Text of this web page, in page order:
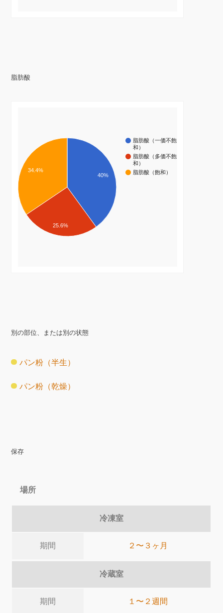
脂肪酸
脂肪酸（一価不飽
和）
脂肪酸（多価不飽
和）
脂肪酸（飽和）
40%
34.4%
25.6%
別の部位、または別の状態
パン粉（半生）
パン粉（乾燥）
保存
場所
冷凍室
期間 ２〜３ヶ月
冷蔵室
期間 １〜２週間